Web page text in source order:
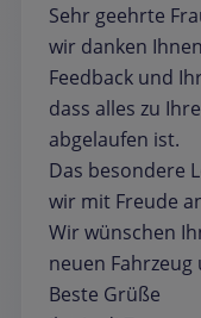
Sehr geehrte
wir danken
Feedback und
dass alles zu
abgelaufen ist.
Das besondere
wir mit Freude
Wir wünschen
neuen
Beste Grüße